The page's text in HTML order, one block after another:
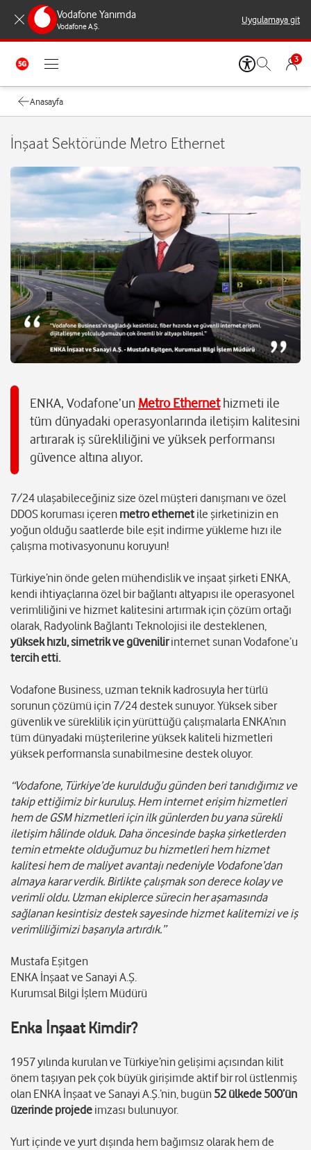
Vodafone Yanımda
Vodafone A.Ş.
Uygulamaya git
3
Anasayfa
İnşaat Sektöründe Metro Ethernet
ENKA, Vodafone’un Metro Ethernethizmeti ile
tüm dünyadaki operasyonlarında iletişim kalitesini
artırarak iş sürekliliğini ve yüksek performansı
güvence altına alıyor.
7/24 ulaşabileceğiniz size özel müşteri danışmanı ve özel
DDOS koruması içeren metro ethernet ile şirketinizin en
yoğun olduğu saatlerde bile eşit indirme yükleme hızı ile
çalışma motivasyonunu koruyun!
Türkiye’nin önde gelen mühendislik ve inşaat şirketi ENKA,
kendi ihtiyaçlarına özel bir bağlantı altyapısı ile operasyonel
verimliliğini ve hizmet kalitesini artırmak için çözüm ortağı
olarak, Radyolink Bağlantı Teknolojisi ile desteklenen,
yüksek hızlı, simetrik ve güvenilirinternet sunan Vodafone’u
tercih etti.
Vodafone Business, uzman teknik kadrosuyla her türlü
sorunun çözümü için 7/24 destek sunuyor. Yüksek siber
güvenlik ve süreklilik için yürüttüğü çalışmalarla ENKA’nın
tüm dünyadaki müşterilerine yüksek kaliteli hizmetleri
yüksek performansla sunabilmesine destek oluyor.
“Vodafone, Türkiye’de kurulduğu günden beri tanıdığımız ve
takip ettiğimiz bir kuruluş. Hem internet erişim hizmetleri
hem de GSM hizmetleri için ilk günlerden bu yana sürekli
iletişim hâlinde olduk. Daha öncesinde başka şirketlerden
temin etmekte olduğumuz bu hizmetleri hem hizmet
kalitesi hem de maliyet avantajı nedeniyle Vodafone’dan
almaya karar verdik. Birlikte çalışmak son derece kolay ve
verimli oldu. Uzman ekiplerce sürecin her aşamasında
sağlanan kesintisiz destek sayesinde hizmet kalitemizi ve iş
verimliliğimizi başarıyla artırdık.”
Mustafa Eşitgen
ENKA İnşaat ve Sanayi A.Ş.
Kurumsal Bilgi İşlem Müdürü
Enka İnşaat Kimdir?
1957 yılında kurulan ve Türkiye’nin gelişimi açısından kilit
önem taşıyan pek çok büyük girişimde aktif bir rol üstlenmiş
olan ENKA İnşaat ve Sanayi A.Ş.’nin, bugün52 ülkede 500’ün
üzerinde projede imzası bulunuyor.
Yurt içinde ve yurt dışında hem bağımsız olarak hem de